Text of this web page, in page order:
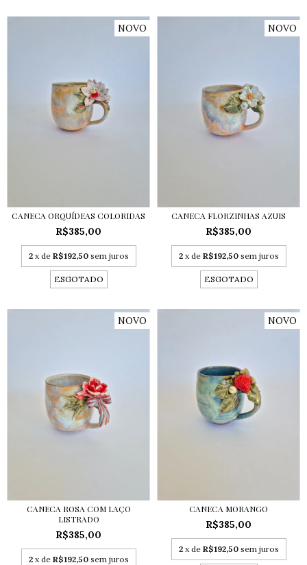
NOVO
CANECA ORQUÍDEAS COLORIDAS
R$385,00
2 x de R$192,50 sem juros
ESGOTADO
NOVO
CANECA FLORZINHAS AZUIS
R$385,00
2 x de R$192,50 sem juros
ESGOTADO
NOVO
CANECA ROSA COM LAÇO
LISTRADO
R$385,00
2 x de R$192,50 sem juros
NOVO
CANECA MORANGO
R$385,00
2 x de R$192,50 sem juros